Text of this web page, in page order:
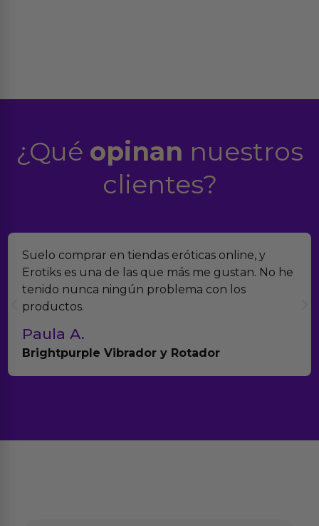
¿Qué opinan nuestros
clientes?
Suelo comprar en tiendas eróticas online, y
Erotiks es una de las que más me gustan. No he
tenido nunca ningún problema con los
productos.
Paula A.
Brightpurple Vibrador y Rotador